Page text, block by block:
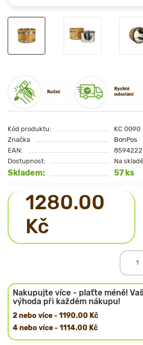
Kód produktu:
KC 0090
Značka
BonPos
EAN:
Dostupnost:
Na skladě
Skladem: 57 ks
1280.00
Kč
Nakupujte více - plaťte méně!
výhoda při každém nákupu!
2 nebo více - 1190.00 Kč
4 nebo více - 1114.00 Kč